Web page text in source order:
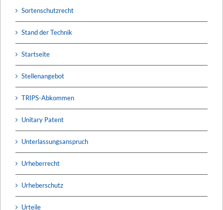
Sortenschutzrecht
Stand der Technik
Startseite
Stellenangebot
TRIPS-Abkommen
Unitary Patent
Unterlassungsanspruch
Urheberrecht
Urheberschutz
Urteile